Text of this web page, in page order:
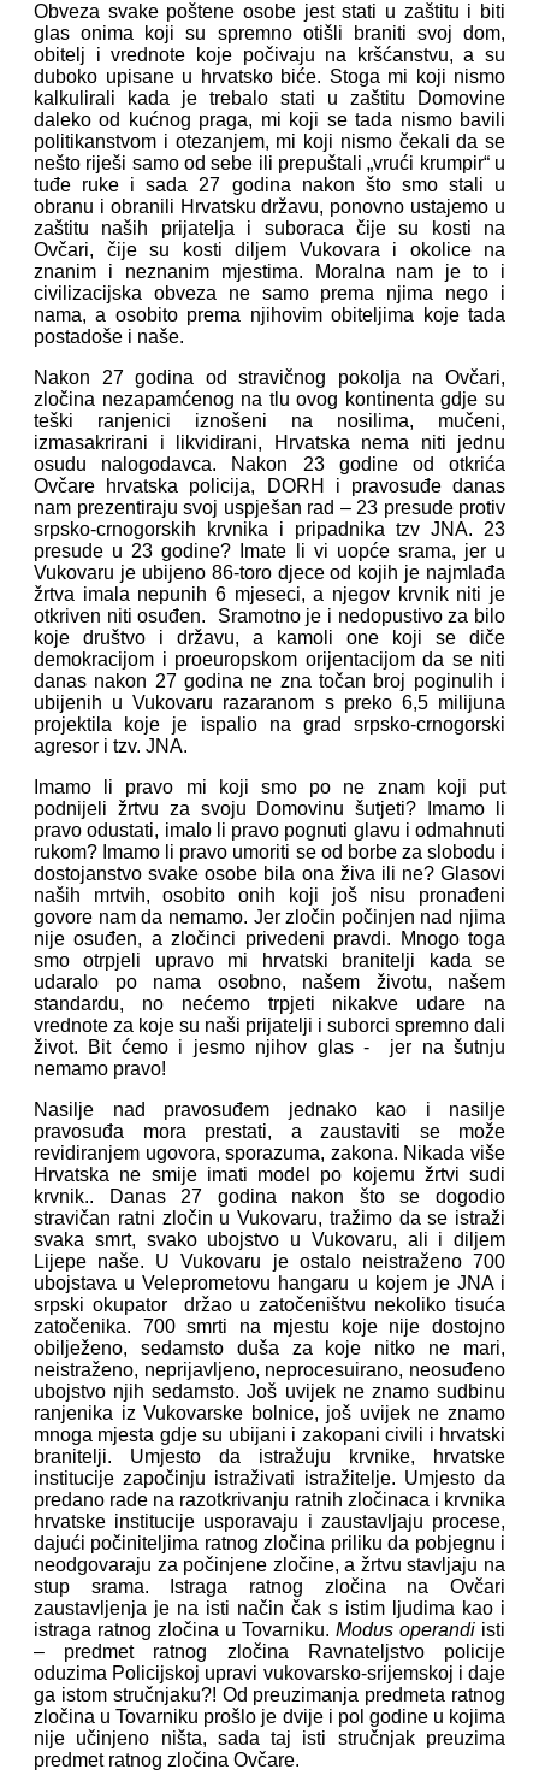
Obveza svake poštene osobe jest stati u zaštitu i biti
glas onima koji su spremno otišli braniti svoj dom,
obitelj i vrednote koje počivaju na kršćanstvu, a su
duboko upisane u hrvatsko biće. Stoga mi koji nismo
kalkulirali kada je trebalo stati u zaštitu Domovine
daleko od kućnog praga, mi koji se tada nismo bavili
politikanstvom i otezanjem, mi koji nismo čekali da se
nešto riješi samo od sebe ili prepuštali „vrući krumpir“ u
tuđe ruke i sada 27 godina nakon što smo stali u
obranu i obranili Hrvatsku državu, ponovno ustajemo u
zaštitu naših prijatelja i suboraca čije su kosti na
Ovčari, čije su kosti diljem Vukovara i okolice na
znanim i neznanim mjestima. Moralna nam je to i
civilizacijska obveza ne samo prema njima nego i
nama, a osobito prema njihovim obiteljima koje tada
postadoše i naše.
Nakon 27 godina od stravičnog pokolja na Ovčari,
zločina nezapamćenog na tlu ovog kontinenta gdje su
teški ranjenici iznošeni na nosilima, mučeni,
izmasakrirani i likvidirani, Hrvatska nema niti jednu
osudu nalogodavca. Nakon 23 godine od otkrića
Ovčare hrvatska policija, DORH i pravosuđe danas
nam prezentiraju svoj uspješan rad – 23 presude protiv
srpsko-crnogorskih krvnika i pripadnika tzv JNA. 23
presude u 23 godine? Imate li vi uopće srama, jer u
Vukovaru je ubijeno 86-toro djece od kojih je najmlađa
žrtva imala nepunih 6 mjeseci, a njegov krvnik niti je
otkriven niti osuđen. Sramotno je i nedopustivo za bilo
koje društvo i državu, a kamoli one koji se diče
demokracijom i proeuropskom orijentacijom da se niti
danas nakon 27 godina ne zna točan broj poginulih i
ubijenih u Vukovaru razaranom s preko 6,5 milijuna
projektila koje je ispalio na grad srpsko-crnogorski
agresor i tzv. JNA.
Imamo li pravo mi koji smo po ne znam koji put
podnijeli žrtvu za svoju Domovinu šutjeti? Imamo li
pravo odustati, imalo li pravo pognuti glavu i odmahnuti
rukom? Imamo li pravo umoriti se od borbe za slobodu i
dostojanstvo svake osobe bila ona živa ili ne? Glasovi
naših mrtvih, osobito onih koji još nisu pronađeni
govore nam da nemamo. Jer zločin počinjen nad njima
nije osuđen, a zločinci privedeni pravdi. Mnogo toga
smo otrpjeli upravo mi hrvatski branitelji kada se
udaralo po nama osobno, našem životu, našem
standardu, no nećemo trpjeti nikakve udare na
vrednote za koje su naši prijatelji i suborci spremno dali
život. Bit ćemo i jesmo njihov glas - jer na šutnju
nemamo pravo!
Nasilje nad pravosuđem jednako kao i nasilje
pravosuđa mora prestati, a zaustaviti se može
revidiranjem ugovora, sporazuma, zakona. Nikada više
Hrvatska ne smije imati model po kojemu žrtvi sudi
krvnik.. Danas 27 godina nakon što se dogodio
stravičan ratni zločin u Vukovaru, tražimo da se istraži
svaka smrt, svako ubojstvo u Vukovaru, ali i diljem
Lijepe naše. U Vukovaru je ostalo neistraženo 700
ubojstava u Veleprometovu hangaru u kojem je JNA i
srpski okupator držao u zatočeništvu nekoliko tisuća
zatočenika. 700 smrti na mjestu koje nije dostojno
obilježeno, sedamsto duša za koje nitko ne mari,
neistraženo, neprijavljeno, neprocesuirano, neosuđeno
ubojstvo njih sedamsto. Još uvijek ne znamo sudbinu
ranjenika iz Vukovarske bolnice, još uvijek ne znamo
mnoga mjesta gdje su ubijani i zakopani civili i hrvatski
branitelji. Umjesto da istražuju krvnike, hrvatske
institucije započinju istraživati istražitelje. Umjesto da
predano rade na razotkrivanju ratnih zločinaca i krvnika
hrvatske institucije usporavaju i zaustavljaju procese,
dajući počiniteljima ratnog zločina priliku da pobjegnu i
neodgovaraju za počinjene zločine, a žrtvu stavljaju na
stup srama. Istraga ratnog zločina na Ovčari
zaustavljenja je na isti način čak s istim ljudima kao i
istraga ratnog zločina u Tovarniku. Modus operandi isti
– predmet ratnog zločina Ravnateljstvo policije
oduzima Policijskoj upravi vukovarsko-srijemskoj i daje
ga istom stručnjaku?! Od preuzimanja predmeta ratnog
zločina u Tovarniku prošlo je dvije i pol godine u kojima
nije učinjeno ništa, sada taj isti stručnjak preuzima
predmet ratnog zločina Ovčare.